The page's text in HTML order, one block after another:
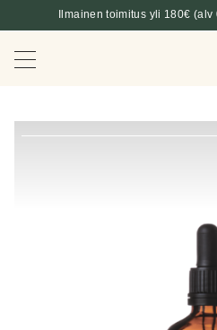
Ilmainen toimitus yli 180€